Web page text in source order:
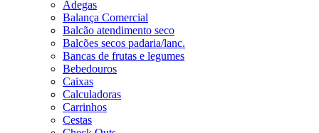
Adegas
Balança Comercial
Balcão atendimento seco
Balcões secos padaria/lanc.
Bancas de frutas e legumes
Bebedouros
Caixas
Calculadoras
Carrinhos
Cestas